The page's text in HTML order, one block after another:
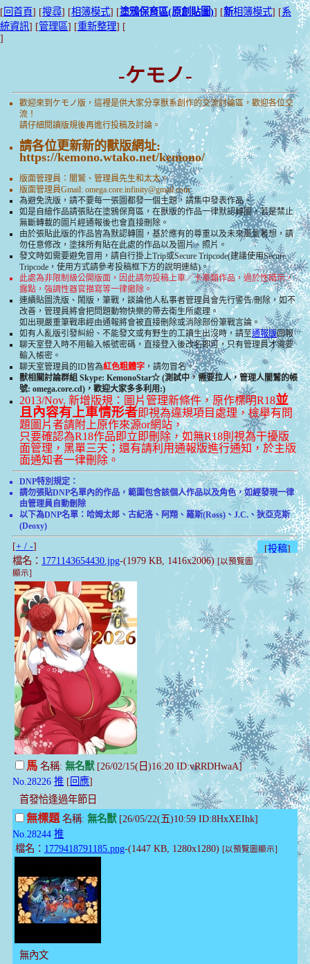
[ 回首頁] [搜尋] [相簿模式] [塗鴉保育區(原創貼圖)] [新相簿模式] [系
統資訊] [管理區] [重新整理] [
]
-ケモノ-
歡迎來到ケモノ版，這裡是供大家分享獸系創作的交流討論區，歡迎各位交
流！
請仔細閱讀版規後再進行投稿及討論。
請各位更新新的獸版網址:
https://kemono.wtako.net/kemono/
版面管理員：闇鷲、管理員先生和太太。
版面管理員Gmail: omega.core.infinity@gmail.com
為避免洗版，請不要每一張圖都發一個主題，請集中發表作品。
如是自繪作品請張貼在塗鴉保育區，在獸版的作品一律默認轉圖，若是禁止
無斷轉載的圖片經通報後也會直接刪除。
由於張貼此版的作品皆為默認轉圖，基於應有的尊重以及未來風氣著想，請
勿任意修改，塗抹所有貼在此處的作品以及圖片、照片。
發文時如需要避免冒用，請自行掛上Trip或Secure Tripcode(建議使用Secure
Tripcode，使用方式請參考投稿框下方的說明連結)。
此處為非限制級公開版面，因此請勿投稿上車／卡車類作品，過於性暗示，
露點，強調性器官描寫等一律撤除。
連續貼圖洗版、鬧版，筆戰，談論他人私事者管理員會先行警告/刪除，如不
改善，管理員將會把問題動物快樂的帶去衛生所處理。
如出現嚴重筆戰串經由通報將會被直接刪除或消除部份筆戰言論。
如有人亂版引發糾紛、不能發文或有野生的工讀生出沒時，請至通報版回報
聊天室登入時不用輸入帳號密碼，直接登入後改名即可，只有管理員才需要
輸入帳密。
聊天室管理員的ID皆為紅色粗體字 ，請勿冒名。
獸相關討論群組 Skype: KemonoStar☆ (測試中，需要拉人，管理人闇鷲的帳
號: omega.core.cd)，歡迎大家多多利用:)
2013/Nov. 新增版規：圖片管理新條件，原作標明R18並
且內容有上車情形者即視為違規項目處理，檢舉有問
題圖片者請附上原作來源or網站，
只要確認為R18作品即立即刪除，如無R18則視為干擾版
面管理，黑單三天；還有請利用通報版進行通知，於主版
面通知者一律刪除。
DNP特別規定：
請勿張貼DNP名單內的作品，範圍包含該個人作品以及角色，如經發現一律
由管理員自動刪除
以下為DNP名單：哈姆太郎、古紀洛、阿翔、羅斯(Ross)、J.C.、狄亞克斯
(Deoxy)
[投稿]
[+ / -]
檔名： 1771143654430.jpg-(1979 KB, 1416x2006) [以預覽圖
顯示]
馬 名稱: 無名獸[26/02/15(日)16:20 ID:vRRDHwaA]
No.28226 推 [ 回應]
首發恰逢過年節日
無標題名稱: 無名獸[26/05/22(五)10:59 ID:8HxXEIhk]
No.28244 推
檔名： 1779418791185.png-(1447 KB, 1280x1280) [以預覽圖顯示]
無內文